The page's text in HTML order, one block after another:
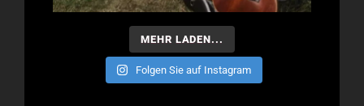
MEHR LADEN...
Folgen Sie auf Instagram